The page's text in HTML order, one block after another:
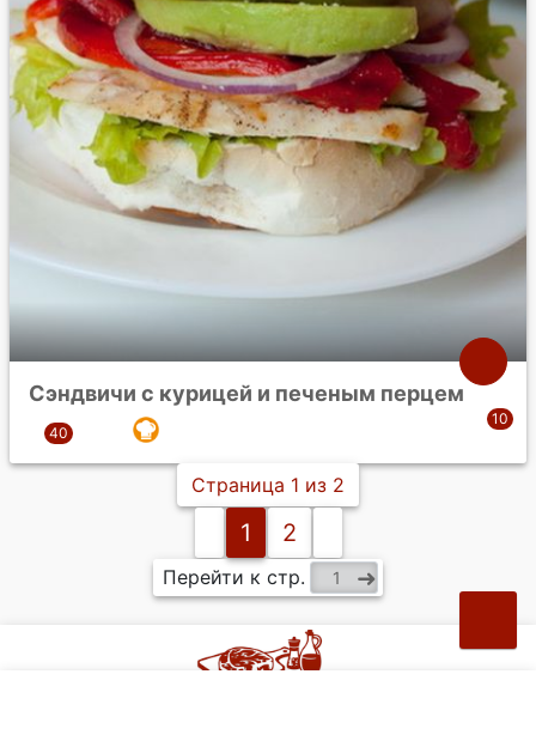
Сэндвичи с курицей и печеным перцем
Страница 1 из 2
1 2
Перейти к стр.